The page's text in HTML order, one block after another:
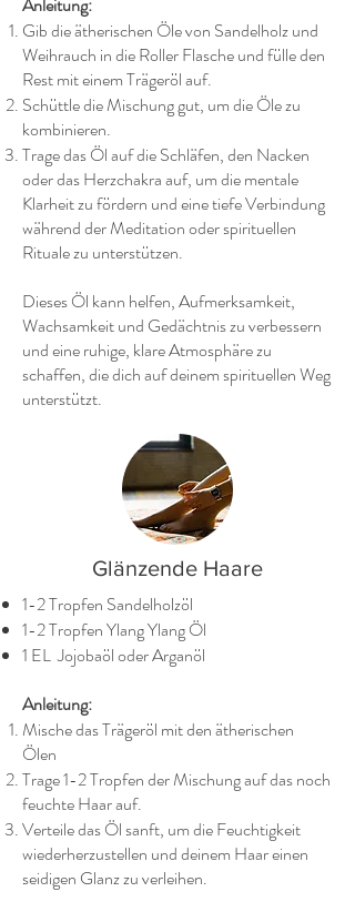
Gib die ätherischen Öle von Sandelholz und
Weihrauch in die Roller Flasche und fülle den
Rest mit einem Trägeröl auf.
Schüttle die Mischung gut, um die Öle zu
kombinieren.
Trage das Öl auf die Schläfen, den Nacken
oder das Herzchakra auf, um die mentale
Klarheit zu fördern und eine tiefe Verbindung
während der Meditation oder spirituellen
Rituale zu unterstützen.
Dieses Öl kann helfen, Aufmerksamkeit,
Wachsamkeit und Gedächtnis zu verbessern
und eine ruhige, klare Atmosphäre zu
schaffen, die dich auf deinem spirituellen Weg
unterstützt.
Glänzende Haare
1-2 Tropfen Sandelholzöl
1-2 Tropfen Ylang Ylang Öl
1 EL Jojobaöl oder Arganöl
Anleitung:
Mische das Trägeröl mit den ätherischen
Ölen
Trage 1-2 Tropfen der Mischung auf das noch
feuchte Haar auf.
Verteile das Öl sanft, um die Feuchtigkeit
wiederherzustellen und deinem Haar einen
seidigen Glanz zu verleihen.